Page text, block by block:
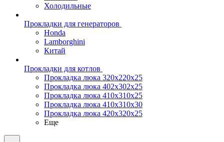
Холодильные
Прокладки для генераторов
Honda
Lamborghini
Китай
Прокладки для котлов
Прокладка люка 320x220x25
Прокладка люка 402x302x25
Прокладка люка 410x310x25
Прокладка люка 410х310х30
Прокладка люка 420x320x25
Еще